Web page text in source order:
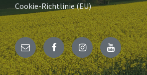
Cookie-Richtlinie (EU)
E-
Mail
FacebookInstagramYouTube